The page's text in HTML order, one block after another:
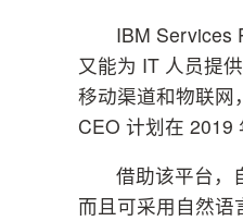
IBM Services
又能为 IT 人员提
移动渠道和物联网
CEO 计划在 2019
借助该平台，
而且可采用自然